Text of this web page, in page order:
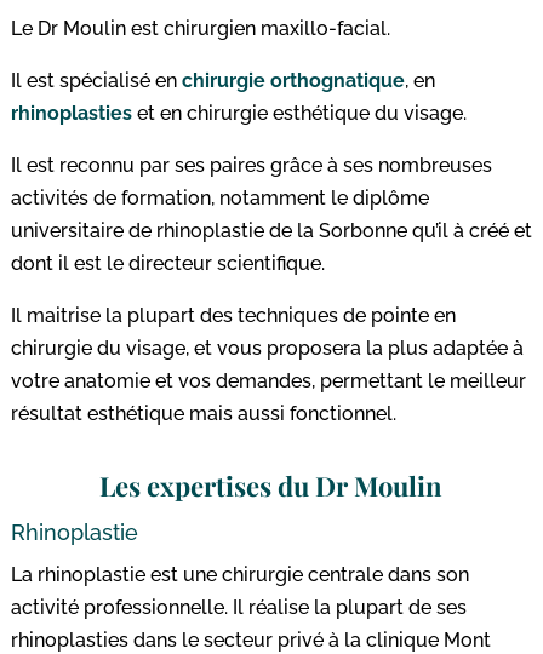
Le Dr Moulin est chirurgien maxillo-facial.
Il est spécialisé en chirurgie orthognatique, en
rhinoplastieset en chirurgie esthétique du visage.
Il est reconnu par ses paires grâce à ses nombreuses
activités de formation, notamment le diplôme
universitaire de rhinoplastie de la Sorbonne qu’il à créé et
dont il est le directeur scientifique.
Il maitrise la plupart des techniques de pointe en
chirurgie du visage, et vous proposera la plus adaptée à
votre anatomie et vos demandes, permettant le meilleur
résultat esthétique mais aussi fonctionnel.
Les expertises du Dr Moulin
Rhinoplastie
La rhinoplastie est une chirurgie centrale dans son
activité professionnelle. Il réalise la plupart de ses
rhinoplasties dans le secteur privé à la clinique Mont